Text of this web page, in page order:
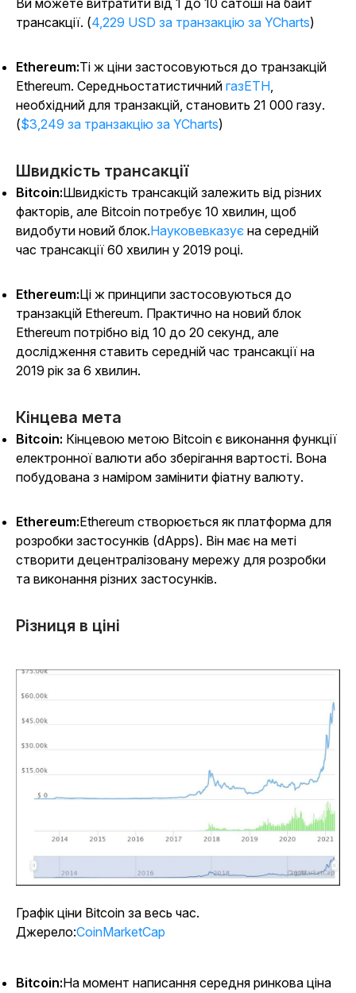
Ви можете витратити від 1 до 10 сатоші на байт
трансакції. (4,229 USD за транзакцію за YCharts)
Ethereum:Ті ж ціни застосовуються до транзакцій
Ethereum. Середньостатистичний газETH,
необхідний для транзакцій, становить 21 000 газу.
($3,249 за транзакцію за YCharts)
Швидкість трансакції
Bitcoin:Швидкість трансакцій залежить від різних
факторів, але Bitcoin потребує 10 хвилин, щоб
видобути новий блок.Науковевказує на середній
час трансакції 60 хвилин у 2019 році.
Ethereum:Ці ж принципи застосовуються до
транзакцій Ethereum. Практично на новий блок
Ethereum потрібно від 10 до 20 секунд, але
дослідження ставить середній час трансакції на
2019 рік за 6 хвилин.
Кінцева мета
Bitcoin: Кінцевою метою Bitcoin є виконання функції
електронної валюти або зберігання вартості. Вона
побудована з наміром замінити фіатну валюту.
Ethereum:Ethereum створюється як платформа для
розробки застосунків (dApps). Він має на меті
створити децентралізовану мережу для розробки
та виконання різних застосунків.
Різниця в ціні
Графік ціни Bitcoin за весь час.
Джерело:CoinMarketCap
Bitcoin:На момент написання середня ринкова ціна